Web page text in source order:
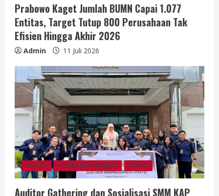
Prabowo Kaget Jumlah BUMN Capai 1.077
Entitas, Target Tutup 800 Perusahaan Tak
Efisien Hingga Akhir 2026
Admin 11 Juli 2026
Berita Berita Luar Negeri Bisnis
Auditor Gathering dan Sosialisasi SMM KAP